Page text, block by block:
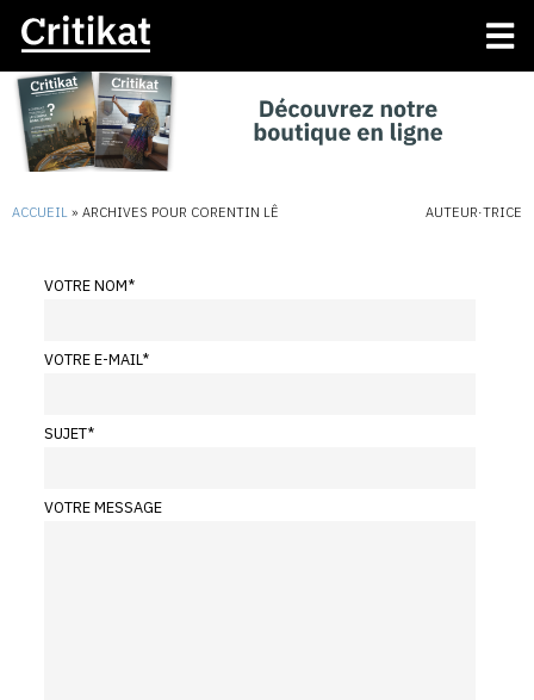
ACCUEIL » ARCHIVES POUR CORENTIN LÊ AUTEUR·TRICE
VOTRE NOM*
VOTRE E-MAIL*
SUJET*
VOTRE MESSAGE